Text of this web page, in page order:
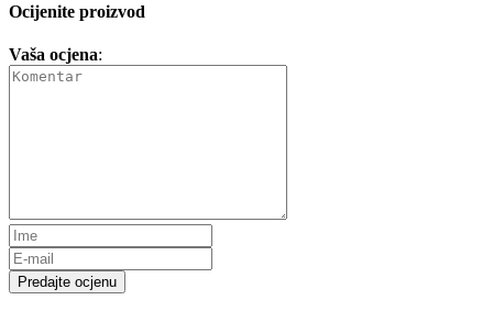
Ocijenite proizvod
Vaša ocjena:
Predajte ocjenu